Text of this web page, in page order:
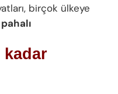
birçok ülkeye